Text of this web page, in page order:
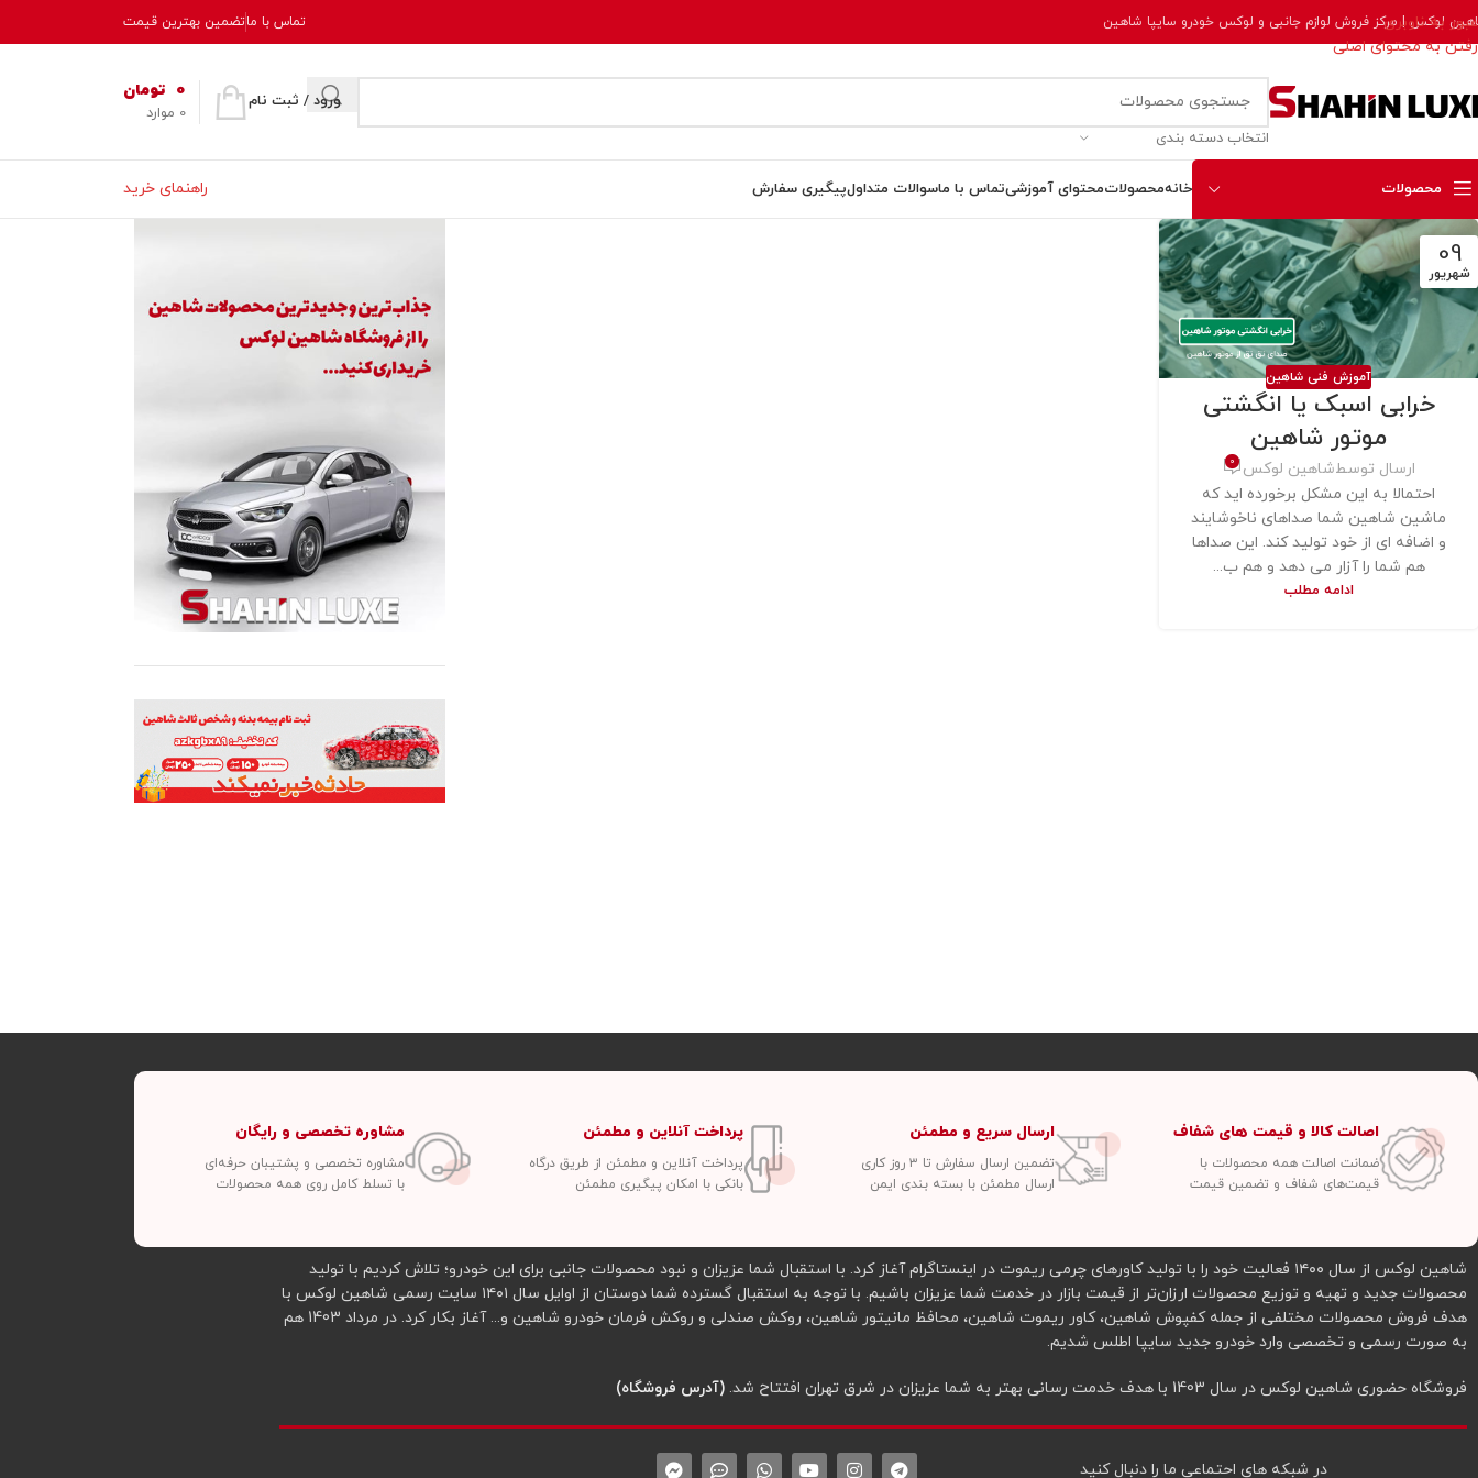
عبور به ناوبری
رفتن به محتوای اصلی
لوکس | مرکز فروش لوازم جانبی و لوکس خودرو سایپا شاهین تماس با ماتضمین بهترین قیمت
انتخاب دسته بندی
ورود / ثبت نام
0 موارد
0 تومان
محصولات خانهمحصولاتمحتوای آموزشیتماس با ماسوالات متداولپیگیری سفارش راهنمای خرید
09
شهریور‍
آموزش فنی شاهین
خرابی اسبک یا انگشتی
موتور شاهین
ارسال توسطشاهین لوکس 0
احتمالا به این مشکل برخورده اید که
ماشین شاهین شما صداهای ناخوشایند
و اضافه ای از خود تولید کند. این صداها
هم شما را آزار می دهد و هم ب...
ادامه مطلب
اصالت کالا و قیمت های شفاف
ضمانت اصالت همه محصولات با
قیمت‌های شفاف و تضمین قیمت
ارسال سریع و مطمئن
تضمین ارسال سفارش تا ۳ روز کاری
ارسال مطمئن با بسته بندی ایمن
پرداخت آنلاین و مطمئن
پرداخت آنلاین و مطمئن از طریق درگاه
بانکی با امکان پیگیری مطمئن
مشاوره تخصصی و رایگان
مشاوره تخصصی و پشتیبان حرفه‌ای
با تسلط کامل روی همه محصولات
شاهین لوکس از سال ۱۴۰۰ فعالیت خود را با تولید کاورهای چرمی ریموت در اینستاگرام آغاز کرد. با استقبال شما عزیزان و نبود محصولات جانبی برای این خودرو؛ تلاش کردیم با تولید
محصولات جدید و تهیه و توزیع محصولات ارزان‌تر از قیمت بازار در خدمت شما عزیزان باشیم. با توجه به استقبال گسترده شما دوستان از اوایل سال ۱۴۰۱ سایت رسمی شاهین لوکس با
هدف فروش محصولات مختلفی از جمله کفپوش شاهین، کاور ریموت شاهین، محافظ مانیتور شاهین، روکش صندلی و روکش فرمان خودرو شاهین و... آغاز بکار کرد. در مرداد 1403 هم
به صورت رسمی و تخصصی وارد خودرو جدید سایپا اطلس شدیم.
فروشگاه حضوری شاهین لوکس در سال 1403 با هدف خدمت رسانی بهتر به شما عزیزان در شرق تهران افتتاح شد. (آدرس فروشگاه)
در شبکه‌ های احتماعی ما را دنبال کنید